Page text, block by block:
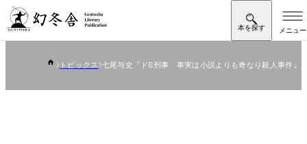
トピックス 七尾与史『ドS刑事 事実は小説よりも奇なり殺人事件』